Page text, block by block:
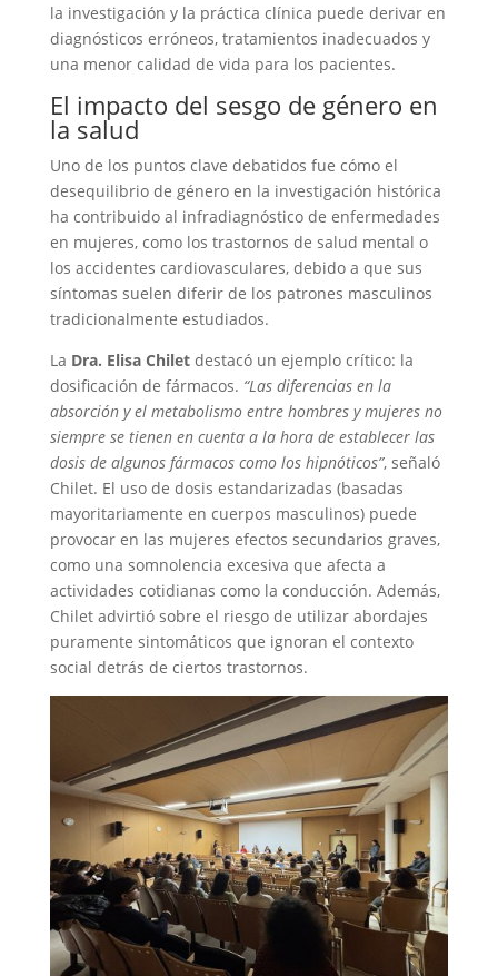
la investigación y la práctica clínica puede derivar en
diagnósticos erróneos, tratamientos inadecuados y
una menor calidad de vida para los pacientes.
El impacto del sesgo de género en
la salud
Uno de los puntos clave debatidos fue cómo el
desequilibrio de género en la investigación histórica
ha contribuido al infradiagnóstico de enfermedades
en mujeres, como los trastornos de salud mental o
los accidentes cardiovasculares, debido a que sus
síntomas suelen diferir de los patrones masculinos
tradicionalmente estudiados.
La Dra. Elisa Chiletdestacó un ejemplo crítico: la
dosificación de fármacos. “Las diferencias en la
absorción y el metabolismo entre hombres y mujeres no
siempre se tienen en cuenta a la hora de establecer las
dosis de algunos fármacos como los hipnóticos”, señaló
Chilet. El uso de dosis estandarizadas (basadas
mayoritariamente en cuerpos masculinos) puede
provocar en las mujeres efectos secundarios graves,
como una somnolencia excesiva que afecta a
actividades cotidianas como la conducción. Además,
Chilet advirtió sobre el riesgo de utilizar abordajes
puramente sintomáticos que ignoran el contexto
social detrás de ciertos trastornos.